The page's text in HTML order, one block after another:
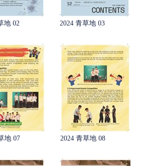
地 02 2024 青草地 03
地 07 2024 青草地 08